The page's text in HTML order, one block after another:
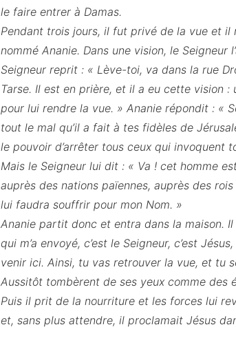
le faire entrer à Damas.
Pendant trois jours, il fut privé de la vue et il
nommé Ananie. Dans une vision, le Seigneur
Seigneur reprit : « Lève-toi, va dans la rue
Tarse. Il est en prière, et il a eu cette vision :
pour lui rendre la vue. » Ananie répondit : «
tout le mal qu’il a fait à tes fidèles de
le pouvoir d’arrêter tous ceux qui invoquent
Mais le Seigneur lui dit : « Va ! cet homme
auprès des nations païennes, auprès des
lui faudra souffrir pour mon Nom. »
Ananie partit donc et entra dans la maison.
qui m’a envoyé, c’est le Seigneur, c’est
venir ici. Ainsi, tu vas retrouver la vue, et tu
Aussitôt tombèrent de ses yeux comme
Puis il prit de la nourriture et les forces lui
et, sans plus attendre, il proclamait Jésus